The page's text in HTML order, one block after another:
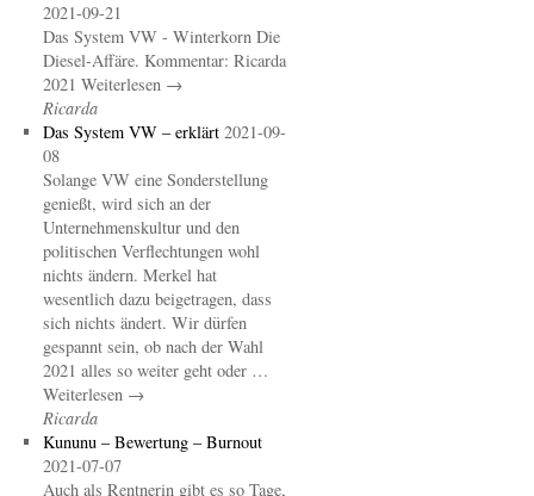
2021-09-21
Das System VW - Winterkorn Die
Diesel-Affäre. Kommentar: Ricarda
2021 Weiterlesen →
Ricarda
Das System VW – erklärt 2021-09-
08
Solange VW eine Sonderstellung
genießt, wird sich an der
Unternehmenskultur und den
politischen Verflechtungen wohl
nichts ändern. Merkel hat
wesentlich dazu beigetragen, dass
sich nichts ändert. Wir dürfen
gespannt sein, ob nach der Wahl
2021 alles so weiter geht oder …
Weiterlesen →
Ricarda
Kununu – Bewertung – Burnout
2021-07-07
Auch als Rentnerin gibt es so Tage,